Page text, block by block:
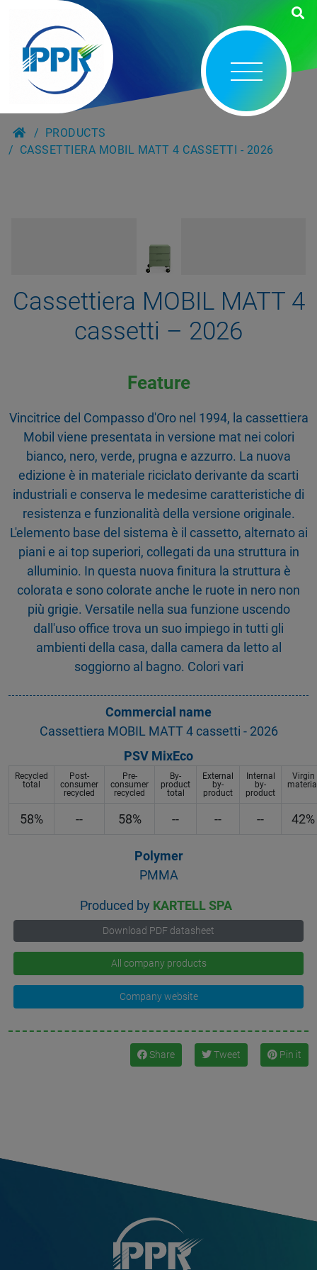
PRODUCTS
CASSETTIERA MOBIL MATT 4 CASSETTI - 2026
Cassettiera MOBIL MATT 4
cassetti – 2026
Feature
Vincitrice del Compasso d'Oro nel 1994, la cassettiera
Mobil viene presentata in versione mat nei colori
bianco, nero, verde, prugna e azzurro. La nuova
edizione è in materiale riciclato derivante da scarti
industriali e conserva le medesime caratteristiche di
resistenza e funzionalità della versione originale.
L'elemento base del sistema è il cassetto, alternato ai
piani e ai top superiori, collegati da una struttura in
alluminio. In questa nuova finitura la struttura è
colorata e sono colorate anche le ruote in nero non
più grigie. Versatile nella sua funzione uscendo
dall'uso office trova un suo impiego in tutti gli
ambienti della casa, dalla camera da letto al
soggiorno al bagno. Colori vari
Commercial name
Cassettiera MOBIL MATT 4 cassetti - 2026
PSV MixEco
Recycled
total
Post-
consumer
recycled
Pre-
consumer
recycled
By-
product
total
External
by-
product
Internal
by-
product
Virgin
58% -- 58% -- -- -- 42%
Polymer
PMMA
Produced by KARTELL SPA
Download PDF datasheet
All company products
Company website
Share Tweet Pin it